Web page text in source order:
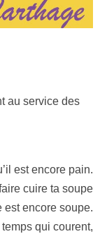
au service des
est encore pain.
cuire ta soupe
est encore soupe.
temps qui courent,